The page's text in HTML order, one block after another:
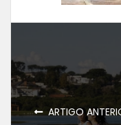
ARTIGO